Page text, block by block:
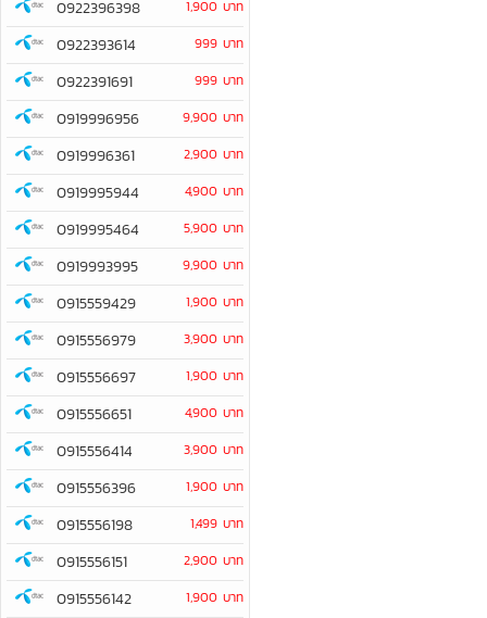
0922396398 1,900 บาท
0922393614 999 บาท
0922391691 999 บาท
0919996956 9,900 บาท
0919996361 2,900 บาท
0919995944 4,900 บาท
0919995464 5,900 บาท
0919993995 9,900 บาท
0915559429 1,900 บาท
0915556979 3,900 บาท
0915556697 1,900 บาท
0915556651 4,900 บาท
0915556414 3,900 บาท
0915556396 1,900 บาท
0915556198 1,499 บาท
0915556151 2,900 บาท
0915556142 1,900 บาท